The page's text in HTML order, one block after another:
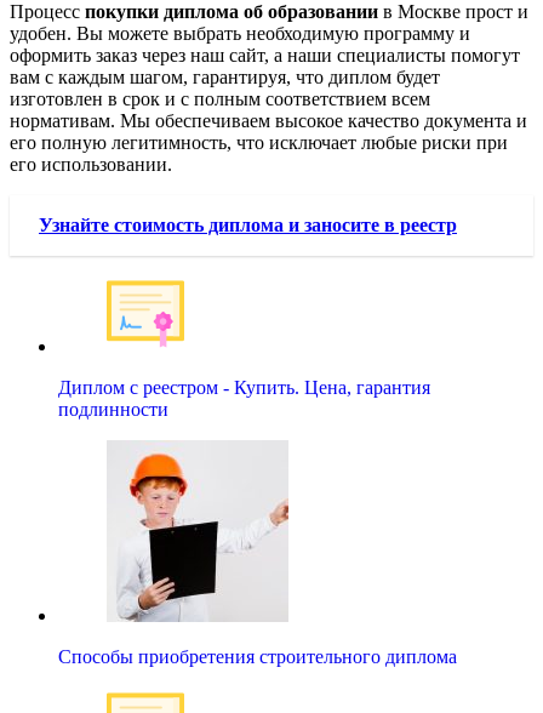
Процесс покупки диплома об образовании в Москве прост и
удобен. Вы можете выбрать необходимую программу и
оформить заказ через наш сайт, а наши специалисты помогут
вам с каждым шагом, гарантируя, что диплом будет
изготовлен в срок и с полным соответствием всем
нормативам. Мы обеспечиваем высокое качество документа и
его полную легитимность, что исключает любые риски при
его использовании.
Узнайте стоимость диплома и заносите в реестр
Диплом с реестром - Купить. Цена, гарантия
подлинности
Способы приобретения строительного диплома